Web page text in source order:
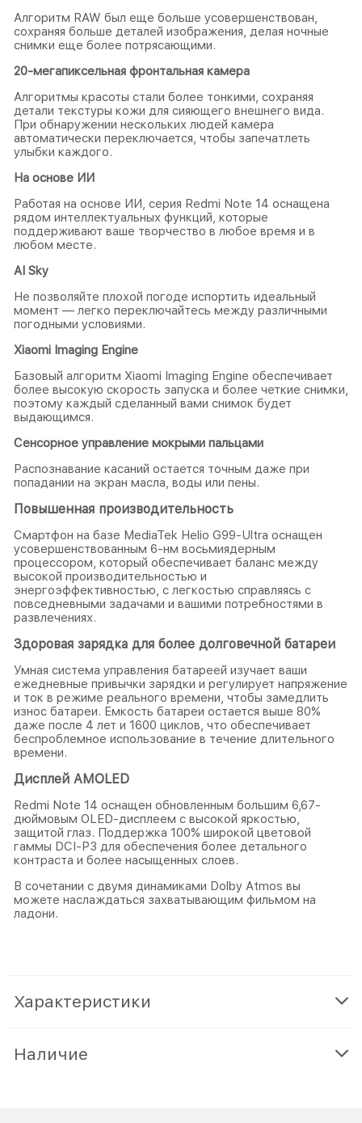
Алгоритм RAW был еще больше усовершенствован,
сохраняя больше деталей изображения, делая ночные
снимки еще более потрясающими.
20-мегапиксельная фронтальная камера
Алгоритмы красоты стали более тонкими, сохраняя
детали текстуры кожи для сияющего внешнего вида.
При обнаружении нескольких людей камера
автоматически переключается, чтобы запечатлеть
улыбки каждого.
На основе ИИ
Работая на основе ИИ, серия Redmi Note 14 оснащена
рядом интеллектуальных функций, которые
поддерживают ваше творчество в любое время и в
любом месте.
AI Sky
Не позволяйте плохой погоде испортить идеальный
момент — легко переключайтесь между различными
погодными условиями.
Xiaomi Imaging Engine
Базовый алгоритм Xiaomi Imaging Engine обеспечивает
более высокую скорость запуска и более четкие снимки,
поэтому каждый сделанный вами снимок будет
выдающимся.
Сенсорное управление мокрыми пальцами
Распознавание касаний остается точным даже при
попадании на экран масла, воды или пены.
Повышенная производительность
Смартфон на базе MediaTek Helio G99-Ultra оснащен
усовершенствованным 6-нм восьмиядерным
процессором, который обеспечивает баланс между
высокой производительностью и
энергоэффективностью, с легкостью справляясь с
повседневными задачами и вашими потребностями в
развлечениях.
Здоровая зарядка для более долговечной батареи
Умная система управления батареей изучает ваши
ежедневные привычки зарядки и регулирует напряжение
и ток в режиме реального времени, чтобы замедлить
износ батареи. Емкость батареи остается выше 80%
даже после 4 лет и 1600 циклов, что обеспечивает
беспроблемное использование в течение длительного
времени.
Дисплей AMOLED
Redmi Note 14 оснащен обновленным большим 6,67-
дюймовым OLED-дисплеем с высокой яркостью,
защитой глаз. Поддержка 100% широкой цветовой
гаммы DCI-P3 для обеспечения более детального
контраста и более насыщенных слоев.
В сочетании с двумя динамиками Dolby Atmos вы
можете наслаждаться захватывающим фильмом на
ладони.
Характеристики
Наличие